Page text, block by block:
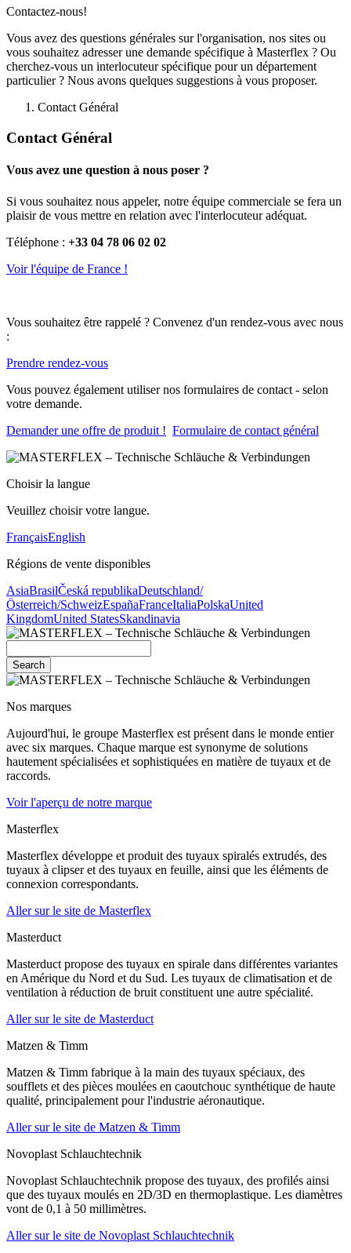
Contactez-nous!
Vous avez des questions générales sur l'organisation, nos sites ou
vous souhaitez adresser une demande spécifique à Masterflex ? Ou
cherchez-vous un interlocuteur spécifique pour un département
particulier ? Nous avons quelques suggestions à vous proposer.
Contact Général
Contact Général
Vous avez une question à nous poser ?
Si vous souhaitez nous appeler, notre équipe commerciale se fera un
plaisir de vous mettre en relation avec l'interlocuteur adéquat.
Téléphone : +33 04 78 06 02 02
Voir l'équipe de France !
Vous souhaitez être rappelé ? Convenez d'un rendez-vous avec nous
:
Prendre rendez-vous
Vous pouvez également utiliser nos formulaires de contact - selon
votre demande.
Demander une offre de produit ! Formulaire de contact général
Choisir la langue
Veuillez choisir votre langue.
FrançaisEnglish
Régions de vente disponibles
AsiaBrasilČeská republikaDeutschland/
Österreich/SchweizEspañaFranceItaliaPolskaUnited
KingdomUnited StatesSkandinavia
Search
Nos marques
Aujourd'hui, le groupe Masterflex est présent dans le monde entier
avec six marques. Chaque marque est synonyme de solutions
hautement spécialisées et sophistiquées en matière de tuyaux et de
raccords.
Voir l'aperçu de notre marque
Masterflex
Masterflex développe et produit des tuyaux spiralés extrudés, des
tuyaux à clipser et des tuyaux en feuille, ainsi que les éléments de
connexion correspondants.
Aller sur le site de Masterflex
Masterduct
Masterduct propose des tuyaux en spirale dans différentes variantes
en Amérique du Nord et du Sud. Les tuyaux de climatisation et de
ventilation à réduction de bruit constituent une autre spécialité.
Aller sur le site de Masterduct
Matzen & Timm
Matzen & Timm fabrique à la main des tuyaux spéciaux, des
soufflets et des pièces moulées en caoutchouc synthétique de haute
qualité, principalement pour l'industrie aéronautique.
Aller sur le site de Matzen & Timm
Novoplast Schlauchtechnik
Novoplast Schlauchtechnik propose des tuyaux, des profilés ainsi
que des tuyaux moulés en 2D/3D en thermoplastique. Les diamètres
vont de 0,1 à 50 millimètres.
Aller sur le site de Novoplast Schlauchtechnik